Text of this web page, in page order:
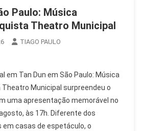
Paulo: Música
Theatro Municipal
TIAGO PAULO
em Tan Dun em São Paulo: Música
Municipal surpreendeu o
uma apresentação memorável no
às 17h. Diferente dos
casas de espetáculo, o